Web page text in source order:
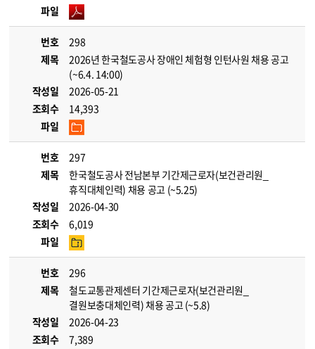
파일
번호
298
제목
2026년 한국철도공사 장애인 체험형 인턴사원 채용 공고
(~6.4. 14:00)
작성일
2026-05-21
조회수
14,393
파일
번호
297
제목
한국철도공사 전남본부 기간제근로자(보건관리원_
휴직대체인력) 채용 공고 (~5.25)
작성일
2026-04-30
조회수
6,019
파일
번호
296
제목
철도교통관제센터 기간제근로자(보건관리원_
결원보충대체인력) 채용 공고 (~5.8)
작성일
2026-04-23
조회수
7,389